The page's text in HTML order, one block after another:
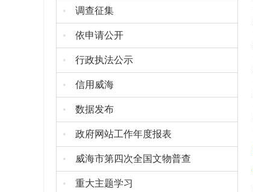
• 调查征集
• 依申请公开
• 行政执法公示
• 信用威海
• 数据发布
• 政府网站工作年度报表
• 威海市第四次全国文物普查
• 重大主题学习